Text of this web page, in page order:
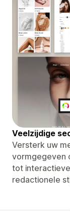
Veelzijdige
Versterk uw
vormgegeven
tot
redactionele